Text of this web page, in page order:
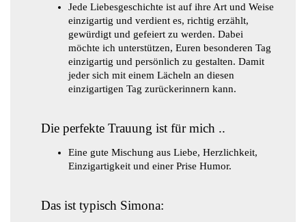
Jede Liebesgeschichte ist auf ihre Art und Weise
einzigartig und verdient es, richtig erzählt,
gewürdigt und gefeiert zu werden. Dabei
möchte ich unterstützen, Euren besonderen Tag
einzigartig und persönlich zu gestalten. Damit
jeder sich mit einem Lächeln an diesen
einzigartigen Tag zurückerinnern kann.
Die perfekte Trauung ist für mich ..
Eine gute Mischung aus Liebe, Herzlichkeit,
Einzigartigkeit und einer Prise Humor.
Das ist typisch Simona: